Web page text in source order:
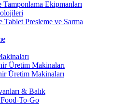
Tamponlama Ekipmanları
Tablet Presleme ve Sarma
Üretim Makinaları
Üretim Makinaları
& Balık
To-Go